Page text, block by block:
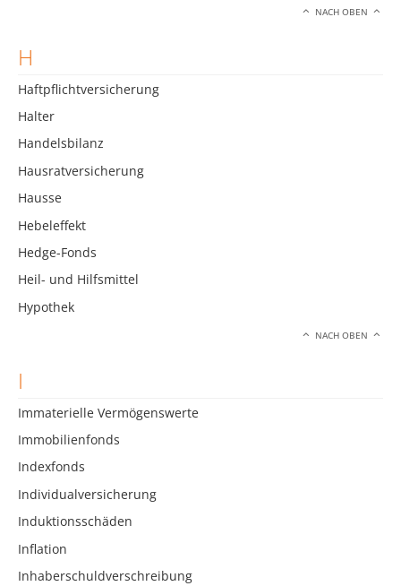
NACH OBEN
H
Haftpflichtversicherung
Halter
Handelsbilanz
Hausratversicherung
Hausse
Hebeleffekt
Hedge-Fonds
Heil- und Hilfsmittel
Hypothek
NACH OBEN
I
Immaterielle Vermögenswerte
Immobilienfonds
Indexfonds
Individualversicherung
Induktionsschäden
Inflation
Inhaberschuldverschreibung